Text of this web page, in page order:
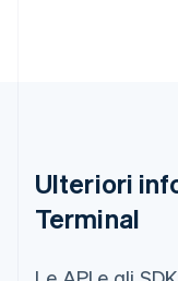
Ulteriori
Terminal
Irlanda
Italia
Lettonia